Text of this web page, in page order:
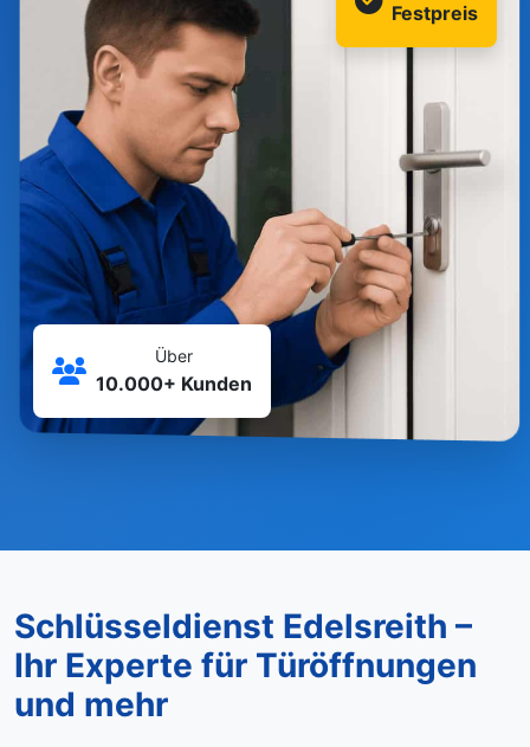
Festpreis
Über
10.000+ Kunden
Schlüsseldienst Edelsreith –
Ihr Experte für Türöffnungen
und mehr